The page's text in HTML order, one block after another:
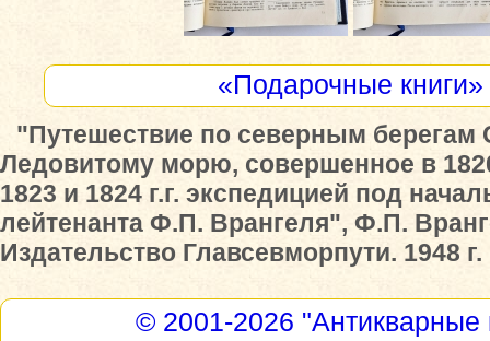
«Подарочные книги»
"Путешествие по северным берегам
Ледовитому морю, совершенное в
1823 и 1824 г.г. экспедицией под
лейтенанта Ф.П. Врангеля", Ф.П.
Издательство Главсевморпути. 1948 г.
© 2001-2026 "Антикварные